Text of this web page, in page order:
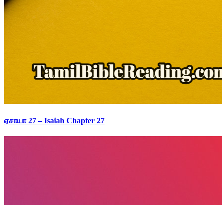
ஏசாயா 27 – Isaiah Chapter 27